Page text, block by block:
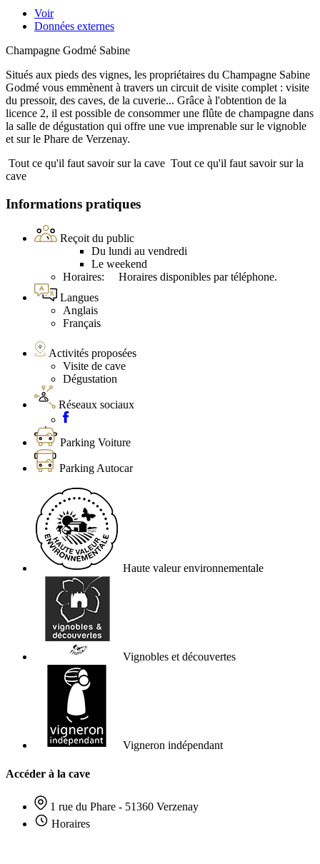
Voir
Données externes
Champagne Godmé Sabine
Situés aux pieds des vignes, les propriétaires du Champagne Sabine
Godmé vous emmènent à travers un circuit de visite complet : visite
du pressoir, des caves, de la cuverie... Grâce à l'obtention de la
licence 2, il est possible de consommer une flûte de champagne dans
la salle de dégustation qui offre une vue imprenable sur le vignoble
et sur le Phare de Verzenay.
Tout ce qu'il faut savoir sur la cave Tout ce qu'il faut savoir sur la
cave
Informations pratiques
Reçoit du public
Du lundi au vendredi
Le weekend
Horaires: Horaires disponibles par téléphone.
Langues
Anglais
Français
Activités proposées
Visite de cave
Dégustation
Réseaux sociaux
Parking Voiture
Parking Autocar
Haute valeur environnementale
Vignobles et découvertes
Vigneron indépendant
Accéder à la cave
1 rue du Phare - 51360 Verzenay
Horaires